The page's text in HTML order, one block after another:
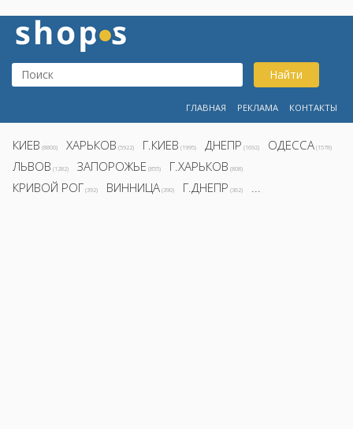
Найти
ГЛАВНАЯ РЕКЛАМА КОНТАКТЫ
КИЕВ (8800) ХАРЬКОВ (5922) Г.КИЕВ (1995) ДНЕПР (1692) ОДЕССА (1578)
ЛЬВОВ (1282) ЗАПОРОЖЬЕ (855) Г.ХАРЬКОВ (808)
КРИВОЙ РОГ (392) ВИННИЦА (390) Г.ДНЕПР (362) ...